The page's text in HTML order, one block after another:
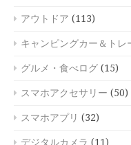
アウトドア (113)
キャンピングカー＆トレ
グルメ・食べログ (15)
スマホアクセサリー (50)
スマホアプリ (32)
デジタルカメラ (11)